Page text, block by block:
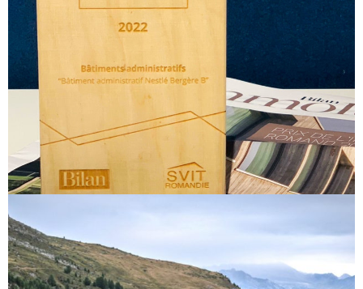
Prix Immobilier Romand 2022